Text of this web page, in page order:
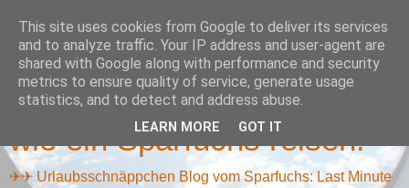
Reiseschnäppchen Blog -
wie ein Sparfuchs reisen!
✈✈ Urlaubsschnäppchen Blog vom Sparfuchs: Last Minute
This site uses cookies from Google to deliver its services
and to analyze traffic. Your IP address and user-agent are
shared with Google along with performance and security
metrics to ensure quality of service, generate usage
statistics, and to detect and address abuse.
LEARN MORE GOT IT